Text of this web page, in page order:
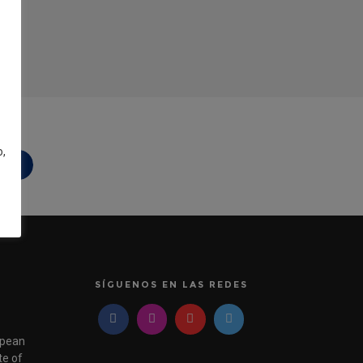
of
SÍGUENOS EN LAS REDES